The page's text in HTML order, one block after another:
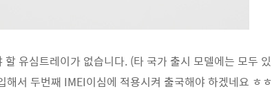
유심트레이가 없습니다. (타 국가 출시 모델에는 모두 있
서 두번째 IMEI이심에 적용시켜 출국해야 하겠네요 ㅎㅎ